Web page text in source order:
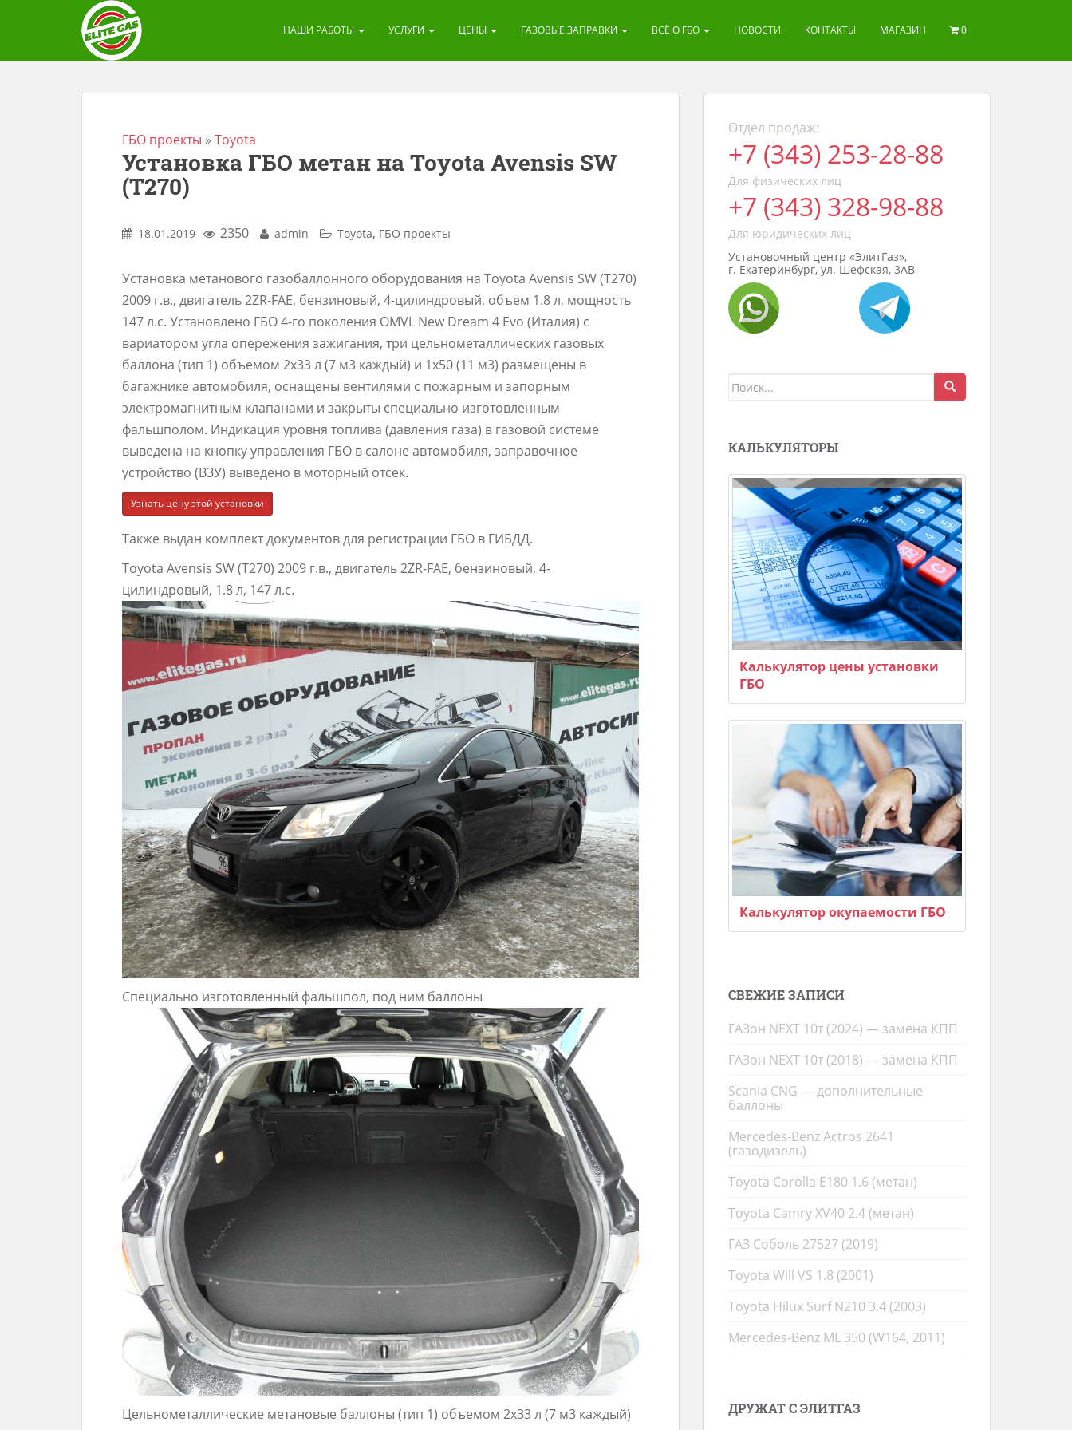
НАШИ РАБОТЫ УСЛУГИ ЦЕНЫ ГАЗОВЫЕ ЗАПРАВКИ ВСЁ О ГБО НОВОСТИ КОНТАКТЫ МАГАЗИН 0
ГБО проекты » Toyota
Установка ГБО метан на Toyota Avensis SW
(T270)
18.01.2019 2350 admin Toyota, ГБО проекты
Установка метанового газобаллонного оборудования на Toyota Avensis SW (T270)
2009 г.в., двигатель 2ZR-FAE, бензиновый, 4-цилиндровый, объем 1.8 л, мощность
147 л.с. Установлено ГБО 4-го поколения OMVL New Dream 4 Evo (Италия) с
вариатором угла опережения зажигания, три цельнометаллических газовых
баллона (тип 1) объемом 2х33 л (7 м3 каждый) и 1х50 (11 м3) размещены в
багажнике автомобиля, оснащены вентилями с пожарным и запорным
электромагнитным клапанами и закрыты специально изготовленным
фальшполом. Индикация уровня топлива (давления газа) в газовой системе
выведена на кнопку управления ГБО в салоне автомобиля, заправочное
устройство (ВЗУ) выведено в моторный отсек.
Узнать цену этой установки
Также выдан комплект документов для регистрации ГБО в ГИБДД.
Toyota Avensis SW (T270) 2009 г.в., двигатель 2ZR-FAE, бензиновый, 4-
цилиндровый, 1.8 л, 147 л.с.
Специально изготовленный фальшпол, под ним баллоны
Цельнометаллические метановые баллоны (тип 1) объемом 2х33 л (7 м3 каждый)
Отдел продаж:
+7 (343) 253-28-88
Для физических лиц
+7 (343) 328-98-88
Для юридических лиц
Установочный центр «ЭлитГаз»,
г. Екатеринбург, ул. Шефская, 3АВ
Поиск
КАЛЬКУЛЯТОРЫ
Калькулятор цены установки
ГБО
Калькулятор окупаемости ГБО
СВЕЖИЕ ЗАПИСИ
ГАЗон NEXT 10т (2024) — замена КПП
ГАЗон NEXT 10т (2018) — замена КПП
Scania CNG — дополнительные
баллоны
Mercedes-Benz Actros 2641
(газодизель)
Toyota Corolla E180 1.6 (метан)
Toyota Camry XV40 2.4 (метан)
ГАЗ Соболь 27527 (2019)
Toyota Will VS 1.8 (2001)
Toyota Hilux Surf N210 3.4 (2003)
Mercedes-Benz ML 350 (W164, 2011)
ДРУЖАТ С ЭЛИТГАЗ